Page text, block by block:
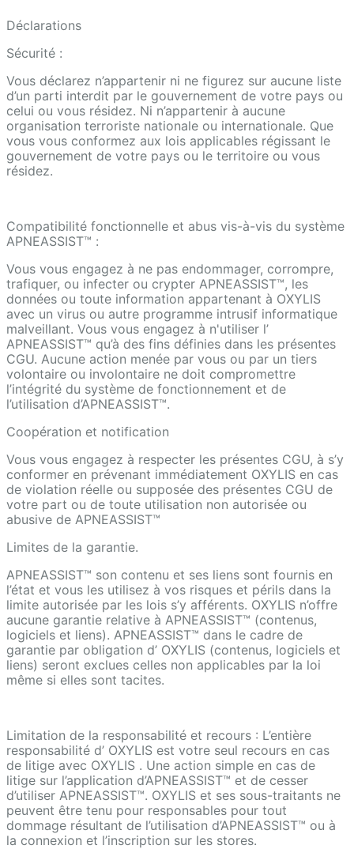
Déclarations
Sécurité :
Vous déclarez n’appartenir ni ne figurez sur aucune liste
d’un parti interdit par le gouvernement de votre pays ou
celui ou vous résidez. Ni n’appartenir à aucune
organisation terroriste nationale ou internationale. Que
vous vous conformez aux lois applicables régissant le
gouvernement de votre pays ou le territoire ou vous
résidez.
Compatibilité fonctionnelle et abus vis-à-vis du système
APNEASSIST™ :
Vous vous engagez à ne pas endommager, corrompre,
trafiquer, ou infecter ou crypter APNEASSIST™, les
données ou toute information appartenant à OXYLIS
avec un virus ou autre programme intrusif informatique
malveillant. Vous vous engagez à n'utiliser l’
APNEASSIST™ qu’à des fins définies dans les présentes
CGU. Aucune action menée par vous ou par un tiers
volontaire ou involontaire ne doit compromettre
l’intégrité du système de fonctionnement et de
l’utilisation d’APNEASSIST™.
Coopération et notification
Vous vous engagez à respecter les présentes CGU, à s’y
conformer en prévenant immédiatement OXYLIS en cas
de violation réelle ou supposée des présentes CGU de
votre part ou de toute utilisation non autorisée ou
abusive de APNEASSIST™
Limites de la garantie.
APNEASSIST™ son contenu et ses liens sont fournis en
l’état et vous les utilisez à vos risques et périls dans la
limite autorisée par les lois s’y afférents. OXYLIS n’offre
aucune garantie relative à APNEASSIST™ (contenus,
logiciels et liens). APNEASSIST™ dans le cadre de
garantie par obligation d’ OXYLIS (contenus, logiciels et
liens) seront exclues celles non applicables par la loi
même si elles sont tacites.
Limitation de la responsabilité et recours : L’entière
responsabilité d’ OXYLIS est votre seul recours en cas
de litige avec OXYLIS . Une action simple en cas de
litige sur l’application d’APNEASSIST™ et de cesser
d’utiliser APNEASSIST™. OXYLIS et ses sous-traitants ne
peuvent être tenu pour responsables pour tout
dommage résultant de l’utilisation d’APNEASSIST™ ou à
la connexion et l’inscription sur les stores.